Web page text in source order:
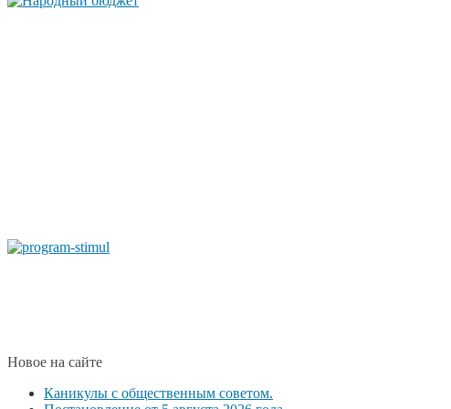
Новое на сайте
Каникулы с общественным советом.